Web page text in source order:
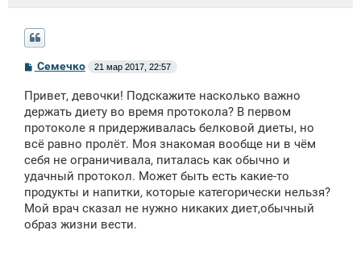
С
о
б
щ
н
и
Семечко 21 мар 2017, 22:57
Привет, девочки! Подскажите насколько важно
держать диету во время протокола? В первом
протоколе я придерживалась белковой диеты, но
всё равно пролёт. Моя знакомая вообще ни в чём
себя не ограничивала, питалась как обычно и
удачный протокол. Может быть есть какие-то
продукты и напитки, которые категорически нельзя?
Мой врач сказал не нужно никаких диет,обычный
образ жизни вести.